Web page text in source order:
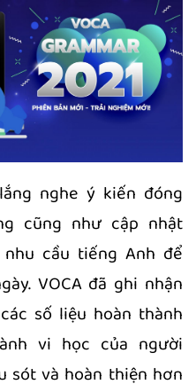
nghe ý kiến đóng
cũng như cập nhật
cầu tiếng Anh để
VOCA đã ghi nhận
số liệu hoàn thành
vi học của người
sót và hoàn thiện hơn